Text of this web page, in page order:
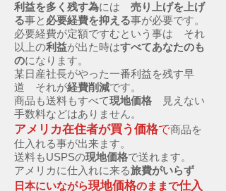
利益を多く残す為には 売り上げを上げ
る事と 必要経費を抑える事が必要です。
必要経費が定額ですむという事は それ
以上の利益が出た時はすべてあなたのも
のになります。
某日産社長がやった一番利益を残す早
道 それが経費削減です。
商品も送料もすべて現地価格 見えない
手数料などはありません。
アメリカ在住者が買う価格で商品を
仕入れる事が出来ます。
送料もUSPSの現地価格で送れます。
アメリカに仕入れに来る旅費がいらず
日本にいながら現地価格のままで仕入